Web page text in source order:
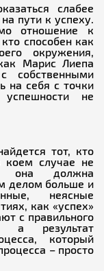
слабее
пути к успеху.
отношение к
способен как
окружения,
Марис Лиепа
на себя с точки
успешности не
тот, кто
случае не
она должна
делом больше и
неясные
как «успех»
с правильного
а результат
который
– просто